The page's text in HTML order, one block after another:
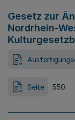
Gesetz zur
Nordrhein-
Seite 550